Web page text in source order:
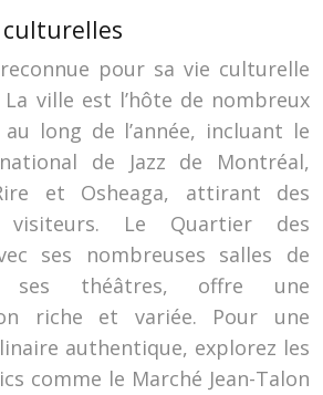
culturelles
pour sa vie culturelle
La ville est l’hôte de nombreux
long de l’année, incluant le
de Jazz de Montréal,
et Osheaga, attirant des
Le Quartier des
ses nombreuses salles de
théâtres, offre une
riche et variée. Pour une
authentique, explorez les
comme le Marché Jean-Talon